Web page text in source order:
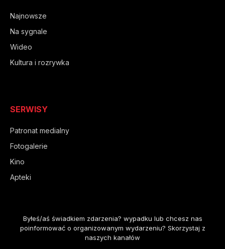
Najnowsze
Na sygnale
Wideo
Kultura i rozrywka
SERWISY
Patronat medialny
Fotogalerie
Kino
Apteki
Byłeś/aś świadkiem zdarzenia? wypadku lub chcesz nas
poinformować o organizowanym wydarzeniu? Skorzystaj z
naszych kanałów